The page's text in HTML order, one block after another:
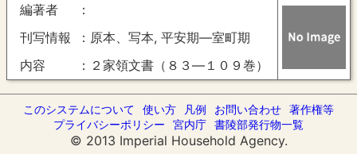
編著者
刊写情報
原本、写本, 平安期―室町期
内容
２家領文書（８３―１０９巻）
このシステムについて 使い方 凡例 お問い合わせ 著作権等
プライバシーポリシー
宮内庁 書陵部発行物一覧
© 2013 Imperial Household Agency.